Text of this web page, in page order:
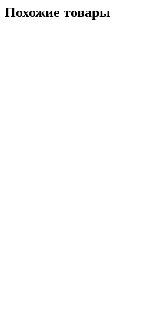
Похожие товары